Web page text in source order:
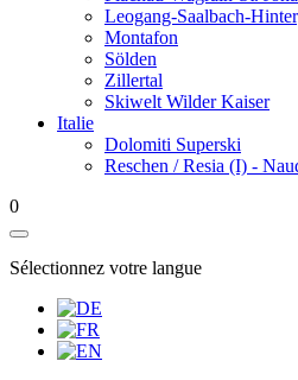
Leogang-Saalbach-
Montafon
Sölden
Zillertal
Skiwelt Wilder Kaiser
Italie
Dolomiti Superski
Reschen / Resia (I) -
0
Sélectionnez votre langue